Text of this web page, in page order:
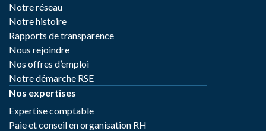
Notre réseau
Notre histoire
Rapports de transparence
Nous rejoindre
Nos offres d’emploi
Notre démarche RSE
Nos expertises
Expertise comptable
Paie et conseil en organisation RH